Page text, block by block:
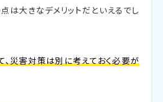
は大きなデメリットだといえるでし
、災害対策は別に考えておく必要が